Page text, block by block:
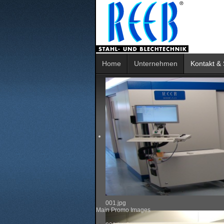
Home Unternehmen Kontakt &
001.jpg
Main Promo Images